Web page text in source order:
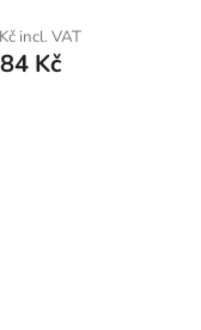
incl. VAT
Kč